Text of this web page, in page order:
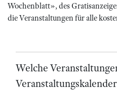
Wochenblatt», des
die Veranstaltungen für alle
Welche